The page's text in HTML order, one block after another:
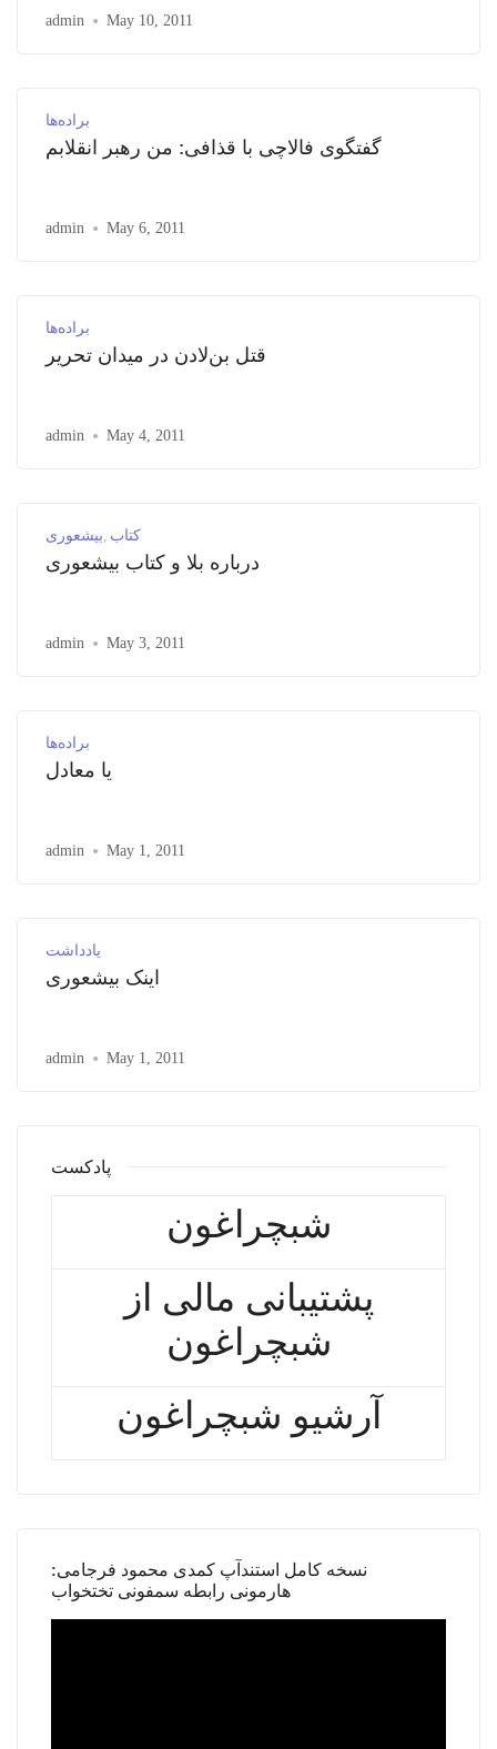
admin May 10, 2011
براده‌ها
گفتگوی فالاچی با قذافی: من رهبر انقلابم
admin May 6, 2011
براده‌ها
قتل بن‌لادن در میدان تحریر
admin May 4, 2011
بیشعوری کتاب
درباره بلا و کتاب بیشعوری
admin May 3, 2011
براده‌ها
یا معادل
admin May 1, 2011
یادداشت
اینک بیشعوری
admin May 1, 2011
پادکست
شبچراغون
پشتیبانی مالی از
شبچراغون
آرشیو شبچراغون
نسخه کامل استندآپ کمدی محمود فرجامی:
هارمونی رابطه سمفونی تختخواب